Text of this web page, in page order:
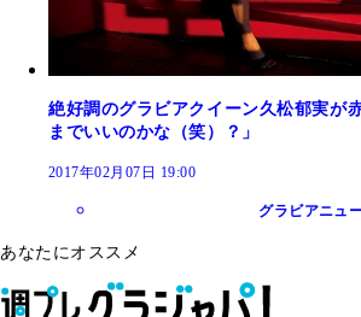
絶好調のグラビアクイーン久松郁実が
までいいのかな（笑）？」
2017年02月07日 19:00
グラビアニュ
あなたにオススメ